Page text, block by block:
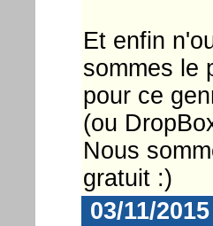
Et enfin
sommes le
pour ce
(ou
Nous
gratuit :)
03/11/